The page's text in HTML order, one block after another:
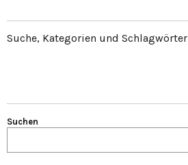
Suche, Kategorien und Schlagwörter
Suchen